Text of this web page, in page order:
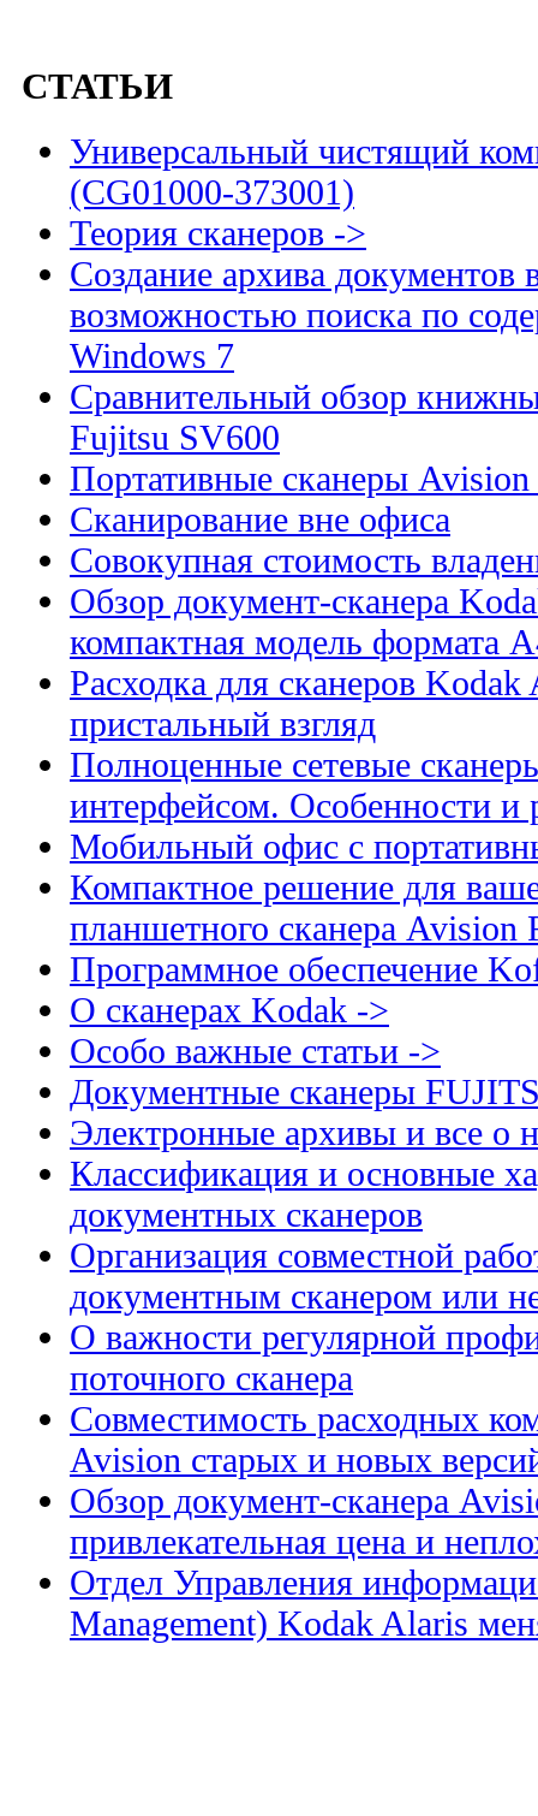
СТАТЬИ
Универсальный чистящий
(CG01000-373001)
Теория сканеров ->
Создание архива документов
возможностью поиска по
Windows 7
Сравнительный обзор
Fujitsu SV600
Портативные сканеры Avision
Сканирование вне офиса
Совокупная стоимость
Обзор документ-сканера
компактная модель формата
Расходка для сканеров
пристальный взгляд
Полноценные сетевые
интерфейсом. Особенности и
Мобильный офис с
Компактное решение для
планшетного сканера Avision
Программное обеспечение
О сканерах Kodak ->
Особо важные статьи ->
Документные сканеры
Электронные архивы и все о
Классификация и основные
документных сканеров
Организация совместной
документным сканером или
О важности регулярной
поточного сканера
Совместимость расходных
Avision старых и новых
Обзор документ-сканера
привлекательная цена и
Отдел Управления
Management) Kodak Alaris